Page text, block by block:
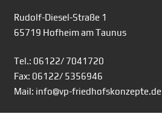
Rudolf-Diesel-Straße 1
65719 Hofheim am Taunus
Tel.: 06122/ 7041720
Fax: 06122/ 5356946
Mail: info@vp-friedhofskonzepte.de